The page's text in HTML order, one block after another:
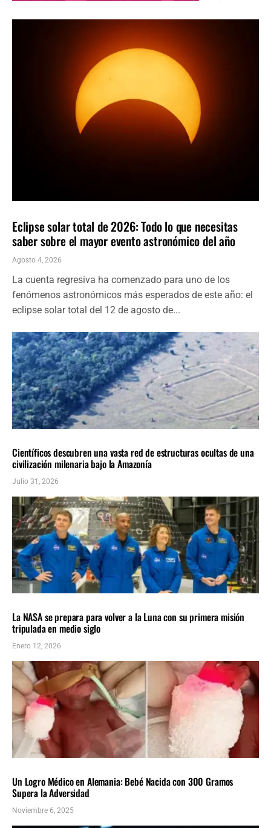
Eclipse solar total de 2026: Todo lo que necesitas
saber sobre el mayor evento astronómico del año
Agosto 4, 2026
La cuenta regresiva ha comenzado para uno de los
fenómenos astronómicos más esperados de este año: el
eclipse solar total del 12 de agosto de...
Científicos descubren una vasta red de estructuras ocultas de una
civilización milenaria bajo la Amazonía
Julio 31, 2026
La NASA se prepara para volver a la Luna con su primera misión
tripulada en medio siglo
Enero 12, 2026
Un Logro Médico en Alemania: Bebé Nacida con 300 Gramos
Supera la Adversidad
Noviembre 6, 2025